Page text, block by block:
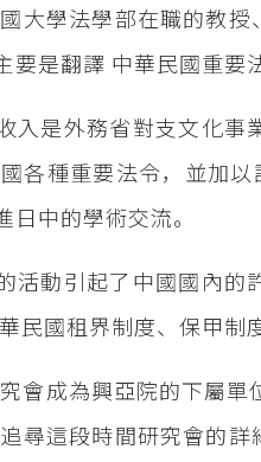
大學法學部在職的教
要是翻譯 中華民國重要
入是外務省對支文化事
各種重要法令，並加
日中的學術交流。
活動引起了中國國內
民國租界制度、保甲制
會成為興亞院的下屬
尋這段時間研究會的